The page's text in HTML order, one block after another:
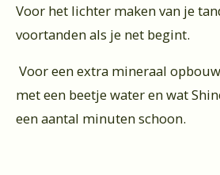
Voor het lichter maken van je
voortanden als je net begint.
Voor een extra mineraal
met een beetje water en wat
een aantal minuten schoon.